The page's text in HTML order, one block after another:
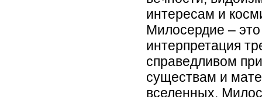
интересам и
Милосердие –
интерпретация
справедливом
существам и
вселенных.